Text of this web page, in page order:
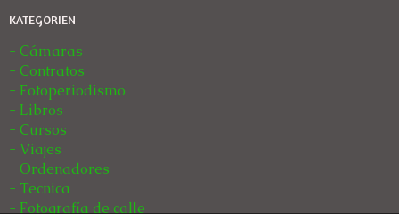
KATEGORIEN
- Cámaras
- Contratos
- Fotoperiodismo
- Libros
- Cursos
- Viajes
- Ordenadores
- Tecnica
- Fotografía de calle